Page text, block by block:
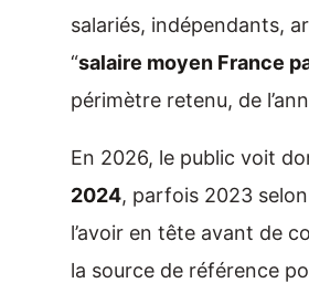
salariés, indépendants,
“salaire moyen France
périmètre retenu, de
En 2026, le public voit
2024, parfois 2023
l’avoir en tête avant de
la source de référence